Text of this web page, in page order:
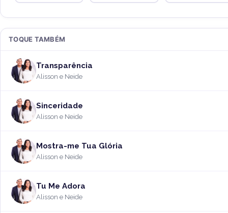
TOQUE TAMBÉM
Transparência
Alisson e Neide
Sinceridade
Alisson e Neide
Mostra-me Tua Glória
Alisson e Neide
Tu Me Adora
Alisson e Neide